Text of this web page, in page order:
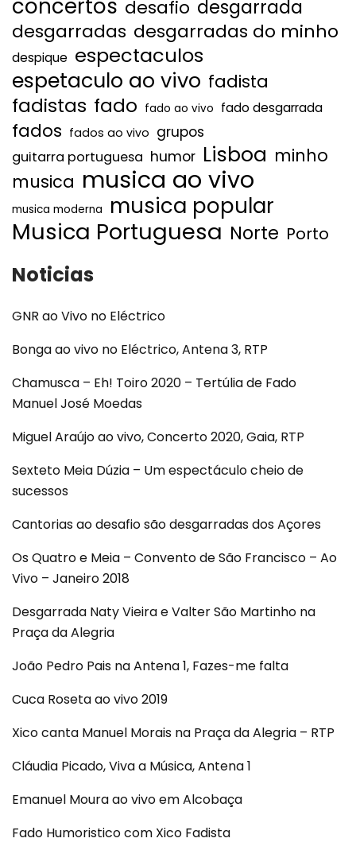
concertos desafio desgarrada
desgarradas desgarradas do minho
despique espectaculos
espetaculo ao vivo fadista
fadistas fado fado ao vivo fado desgarrada
fados fados ao vivo grupos
guitarra portuguesa humor Lisboa minho
musica musica ao vivo
musica moderna musica popular
Musica Portuguesa Norte Porto
Noticias
GNR ao Vivo no Eléctrico
Bonga ao vivo no Eléctrico, Antena 3, RTP
Chamusca – Eh! Toiro 2020 – Tertúlia de Fado
Manuel José Moedas
Miguel Araújo ao vivo, Concerto 2020, Gaia, RTP
Sexteto Meia Dúzia – Um espectáculo cheio de
sucessos
Cantorias ao desafio são desgarradas dos Açores
Os Quatro e Meia – Convento de São Francisco – Ao
Vivo – Janeiro 2018
Desgarrada Naty Vieira e Valter São Martinho na
Praça da Alegria
João Pedro Pais na Antena 1, Fazes-me falta
Cuca Roseta ao vivo 2019
Xico canta Manuel Morais na Praça da Alegria – RTP
Cláudia Picado, Viva a Música, Antena 1
Emanuel Moura ao vivo em Alcobaça
Fado Humoristico com Xico Fadista